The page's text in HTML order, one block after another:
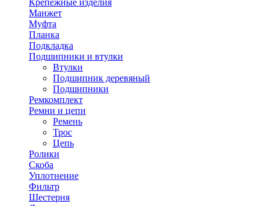
Крепежные изделия
Манжет
Муфта
Планка
Подкладка
Подшипники и втулки
Втулки
Подшипник деревяный
Подшипники
Ремкомплект
Ремни и цепи
Ремень
Трос
Цепь
Ролики
Скоба
Уплотнение
Фильтр
Шестерня